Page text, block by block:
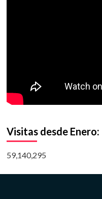
Visitas desde Enero:
59,140,295